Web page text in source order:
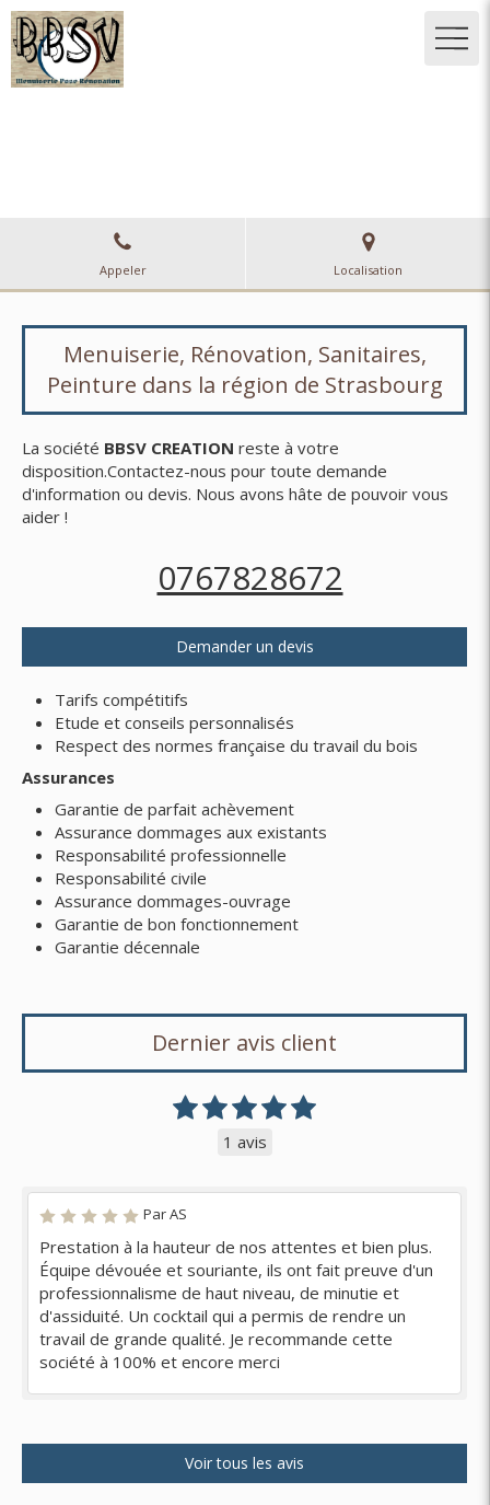
Appeler Localisation
Menuiserie, Rénovation, Sanitaires,
Peinture dans la région de Strasbourg
La société BBSV CREATION reste à votre
disposition.Contactez-nous pour toute demande
d'information ou devis. Nous avons hâte de pouvoir vous
aider !
0767828672
Demander un devis
Tarifs compétitifs
Etude et conseils personnalisés
Respect des normes française du travail du bois
Assurances
Garantie de parfait achèvement
Assurance dommages aux existants
Responsabilité professionnelle
Responsabilité civile
Assurance dommages-ouvrage
Garantie de bon fonctionnement
Garantie décennale
Dernier avis client
1 avis
Par AS
Prestation à la hauteur de nos attentes et bien plus.
Équipe dévouée et souriante, ils ont fait preuve d'un
professionnalisme de haut niveau, de minutie et
d'assiduité. Un cocktail qui a permis de rendre un
travail de grande qualité. Je recommande cette
société à 100% et encore merci
Voir tous les avis